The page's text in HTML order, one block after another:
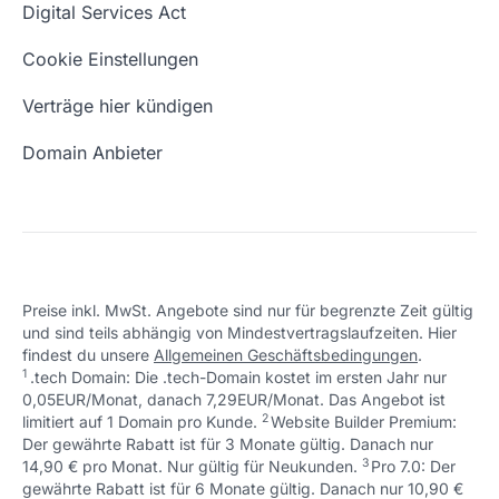
Schön, dass ich dir helfen konnte.
Tut mir leid, du erreichst uns unter:
+49 (0) 451 / 70 99 70
support@checkdomain.de
Schön, dass ich dir helfen konnte.
Tut mir leid, du erreichst uns unter:
+49 (0) 451 / 70 99 70
support@checkdomain.de
Schön, dass ich dir helfen konnte.
Tut mir leid, du erreichst uns unter:
+49 (0) 451 / 70 99 70oder
support@checkdomain.de
Schön, dass ich dir helfen konnte.
Tut mir leid, du erreichst uns unter:
+49 (0) 451 / 70 99 70oder
support@checkdomain.de
Schön, dass ich dir helfen konnte.
Tut mir leid, du erreichst uns unter:
+49 (0) 451 / 70 99 70oder
support@checkdomain.de
Domain Umzug
Wie ist meine IP?
Email Adresse erstellen
Digital Services Act
Cookie Einstellungen
Verträge hier kündigen
Domain Anbieter
Preise inkl. MwSt. Angebote sind nur für begrenzte Zeit gültig
und sind teils abhängig von Mindestvertragslaufzeiten. Hier
findest du unsere Allgemeinen Geschäftsbedingungen.
1 .tech Domain: Die .tech-Domain kostet im ersten Jahr nur
0,05EUR/Monat, danach 7,29EUR/Monat. Das Angebot ist
limitiert auf 1 Domain pro Kunde. ↩ 1
2 Website Builder Premium:
Der gewährte Rabatt ist für 3 Monate gültig. Danach nur
14,90 € pro Monat. Nur gültig für Neukunden. ↩ 1
3 Pro 7.0: Der
gewährte Rabatt ist für 6 Monate gültig. Danach nur 10,90 €